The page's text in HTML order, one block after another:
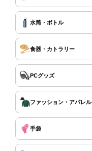
水筒・ボトル
食器・カトラリー
PCグッズ
ファッション・アパレル
手袋